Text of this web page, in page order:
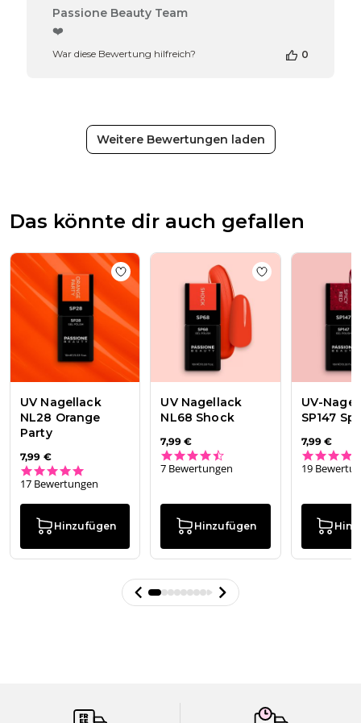
Kommentare
Inhabers
Beauty
Team
2026
Passione Beauty Team
❤️
War diese Bewertung hilfreich? 0
Weitere Bewertungen laden
Das könnte dir auch gefallen
Add to wishlist UV Nagellack NL28
UV Nagellack
NL28 Orange
Party
7,99 €
17 Bewertungen
Hinzufügen
Add to wishlist
UV Nagellack
NL68 Shock
7,99 €
7 Bewertungen
Hinzufügen
UV-
SP147
7,99 €
19